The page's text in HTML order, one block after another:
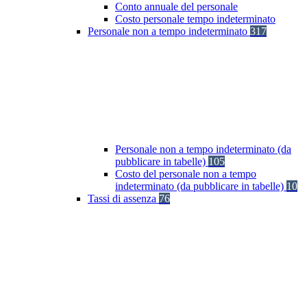
Conto annuale del personale
Costo personale tempo indeterminato
Personale non a tempo indeterminato 317
Personale non a tempo indeterminato (da
pubblicare in tabelle) 105
Costo del personale non a tempo
indeterminato (da pubblicare in tabelle) 10
Tassi di assenza 76